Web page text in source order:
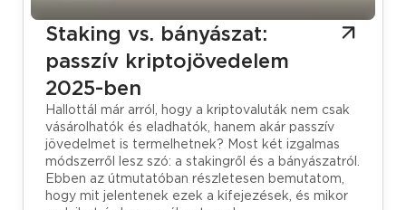
Staking vs. bányászat:
passzív kriptojövedelem
2025-ben
Hallottál már arról, hogy a kriptovaluták nem csak
vásárolhatók és eladhatók, hanem akár passzív
jövedelmet is termelhetnek? Most két izgalmas
módszerről lesz szó: a stakingről és a bányászatról.
Ebben az útmutatóban részletesen bemutatom,
hogy mit jelentenek ezek a kifejezések, és mikor